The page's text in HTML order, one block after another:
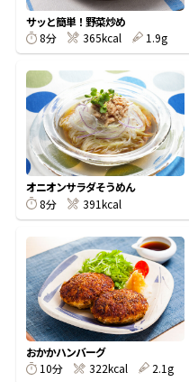
楽チン屋®
新鮮一番
割烹白だしレシピ特集
かつおだしが決め手！簡
サッと簡単！野菜炒め
8分
365kcal 1.9g
オニオンサラダそうめん
8分
391kcal
おかかハンバーグ
10分
322kcal 2.1g